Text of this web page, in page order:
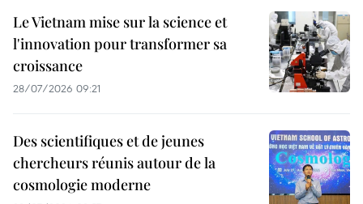
Le Vietnam mise sur la science et
l'innovation pour transformer sa
croissance
28/07/2026 09:21
Des scientifiques et de jeunes
chercheurs réunis autour de la
cosmologie moderne